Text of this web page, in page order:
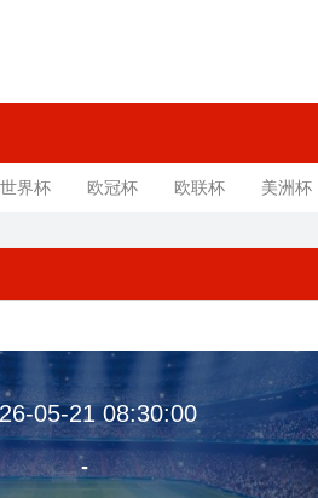
世界杯 欧冠杯 欧联杯 美洲杯
05-21 08:30:00
-